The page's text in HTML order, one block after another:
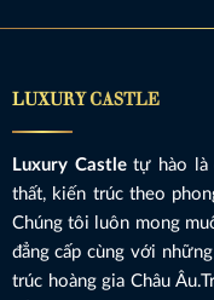
LUXURY CASTLE
Luxury Castletự hào là
thất, kiến trúc theo
Chúng tôi luôn mong
đẳng cấp cùng với
trúc hoàng gia Châu